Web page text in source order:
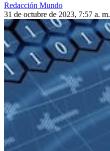
Redacción Mundo
31 de octubre de 2023, 7:57 a. m.